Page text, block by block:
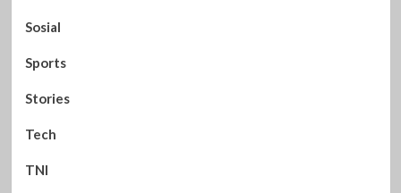
Sosial
Sports
Stories
Tech
TNI